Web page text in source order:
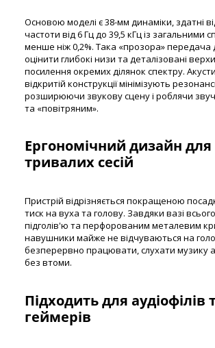
Основою моделі є 38-мм динаміки, здатні
частоти від 6 Гц до 39,5 кГц із загальними
менше ніж 0,2%. Така «прозора» передача
оцінити глибокі низи та деталізовані
посилення окремих ділянок спектру.
відкритій конструкції мінімізують
розширюючи звукову сцену і роблячи
та «повітряним».
Ергономічний дизайн для
тривалих сесій
Пристрій відрізняється покращеною
тиск на вуха та голову. Завдяки вазі
підголів'ю та перфорованим металевим
навушники майже не відчуваються на
безперервно працювати, слухати музику
без втоми.
Підходить для аудіофілів
геймерів